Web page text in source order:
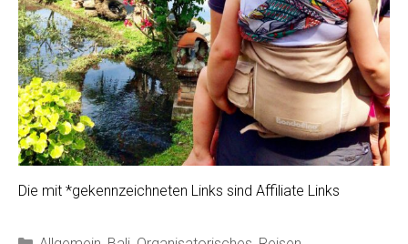
Die mit *gekennzeichneten Links sind Affiliate Links